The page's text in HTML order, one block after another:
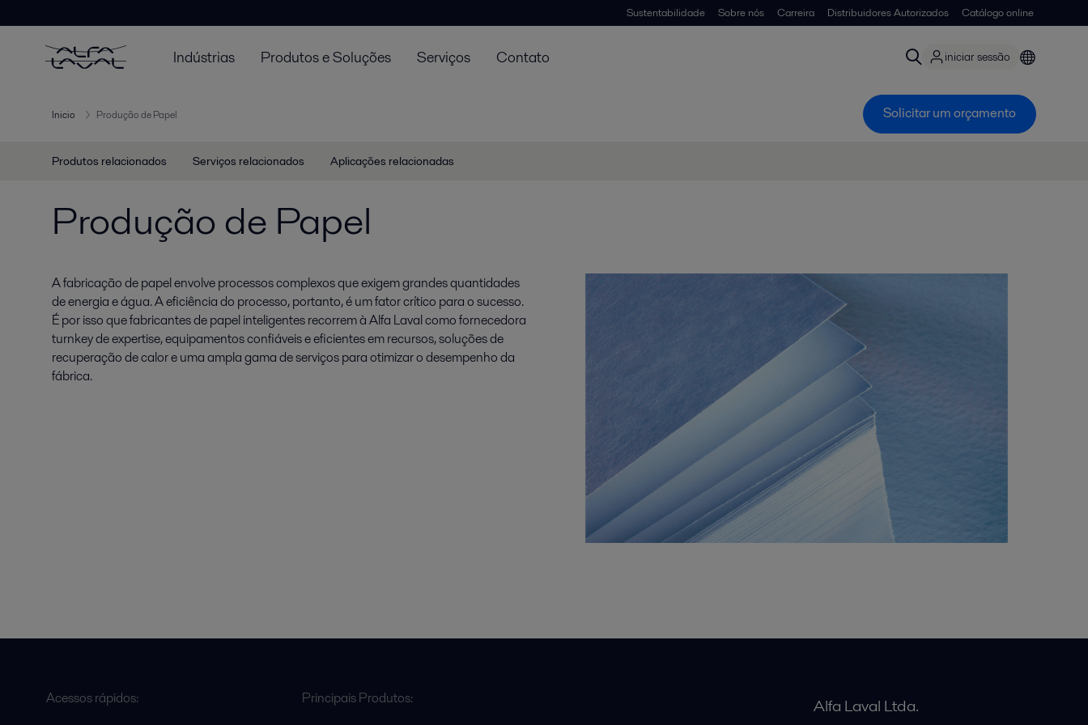
Sustentabilidade Sobre nós Carreira Distribuidores Autorizados Catálogo online
Indústrias Produtos e Soluções Serviços Contato iniciar sessão
Inicio Produção de Papel Solicitar um orçamento
Produtos relacionados Serviços relacionados Aplicações relacionadas
Produção de Papel
A fabricação de papel envolve processos complexos que exigem grandes quantidades
de energia e água. A eficiência do processo, portanto, é um fator crítico para o sucesso.
É por isso que fabricantes de papel inteligentes recorrem à Alfa Laval como fornecedora
turnkey de expertise, equipamentos confiáveis e eficientes em recursos, soluções de
recuperação de calor e uma ampla gama de serviços para otimizar o desempenho da
fábrica.
Acessos rápidos: Principais Produtos: Alfa Laval Ltda.